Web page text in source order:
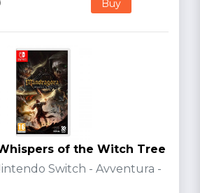
Buy
of the Witch Tree
Switch - Avventura -